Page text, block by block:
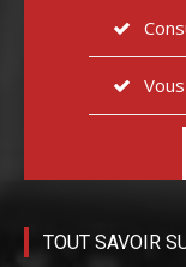
TOUT SAVOIR